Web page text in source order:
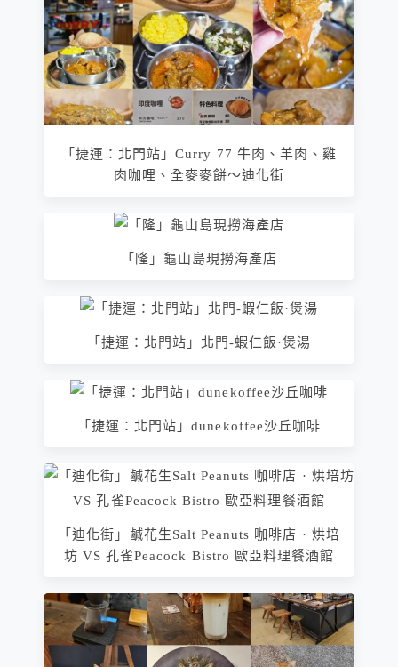
「捷運：北門站」Curry 77 牛肉、羊肉、雞
肉咖哩、全麥麥餅～迪化街
「隆」龜山島現撈海產店
「捷運：北門站」北門-蝦仁飯·煲湯
「捷運：北門站」dunekoffee沙丘咖啡
「迪化街」鹹花生Salt Peanuts 咖啡店 · 烘培
坊 VS 孔雀Peacock Bistro 歐亞料理餐酒館